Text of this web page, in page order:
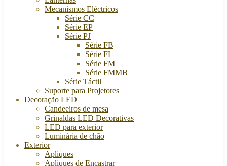
Mecanismos Eléctricos
Série CC
Série EP
Série PJ
Série FB
Série FL
Série FM
Série FMMB
Série Táctil
Suporte para Projetores
Decoração LED
Candeeiros de mesa
Grinaldas LED Decorativas
LED para exterior
Luminária de chão
Exterior
Apliques
Apliques de Encastrar